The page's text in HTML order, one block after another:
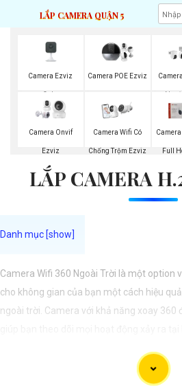
LẮP CAMERA QUẬN 5
Camera Ezviz
Cube
Camera POE Ezviz
Camera Onvif
Ezviz
Camera Wifi Có
Chống Trộm Ezviz Full
LẮP CAMERA
Camera Wifi 360 Ngoài Trời là một option
cho không gian của bạn một cách hiệu
ngoài trời. Camera với khả năng xoay 360
Camera được thiết kế chắc chắn, chống